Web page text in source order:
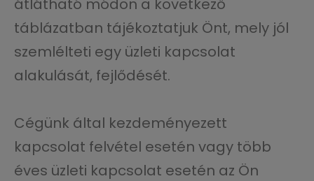
átlátható módon a következő
táblázatban tájékoztatjuk Önt, mely jól
szemlélteti egy üzleti kapcsolat
alakulását, fejlődését.
Cégünk által kezdeményezett
kapcsolat felvétel esetén vagy több
éves üzleti kapcsolat esetén az Ön